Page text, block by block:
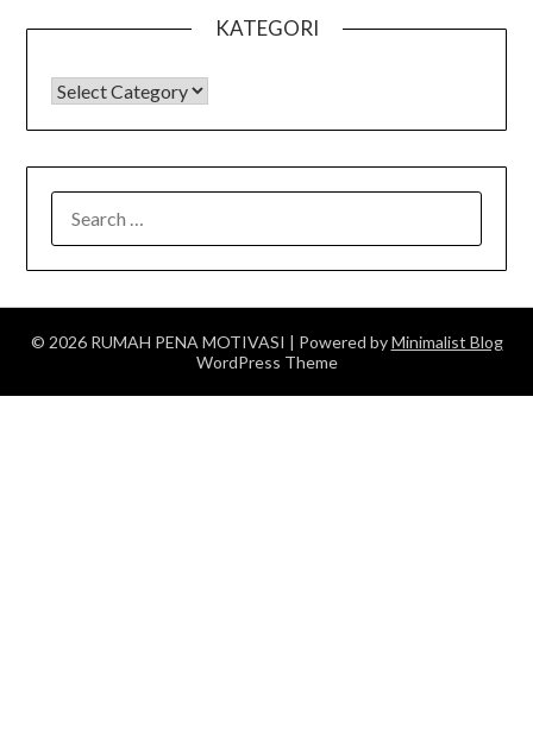
KATEGORI
KATEGORI
FOR:
© 2026 RUMAH PENA MOTIVASI | Powered byMinimalist Blog
WordPress Theme